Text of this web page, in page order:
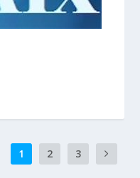
1 2 3